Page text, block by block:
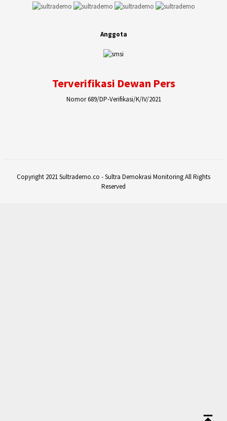
Anggota
Terverifikasi Dewan Pers
Nomor 689/DP-Verifikasi/K/IV/2021
Copyright 2021 Sultrademo.co - Sultra Demokrasi Monitoring All Rights
Reserved